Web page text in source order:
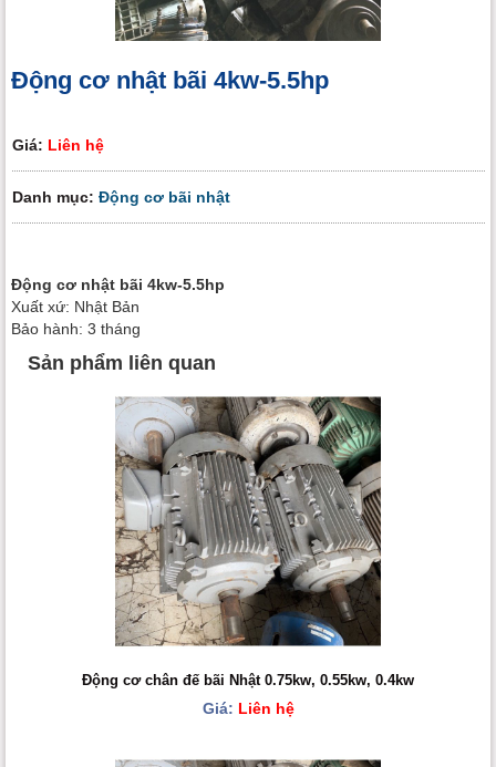
Động cơ nhật bãi 4kw-5.5hp
Giá: Liên hệ
Danh mục: Động cơ bãi nhật
Động cơ nhật bãi 4kw-5.5hp
Xuất xứ: Nhật Bản
Bảo hành: 3 tháng
Sản phẩm liên quan
Động cơ chân đế bãi Nhật 0.75kw, 0.55kw, 0.4kw
Giá: Liên hệ